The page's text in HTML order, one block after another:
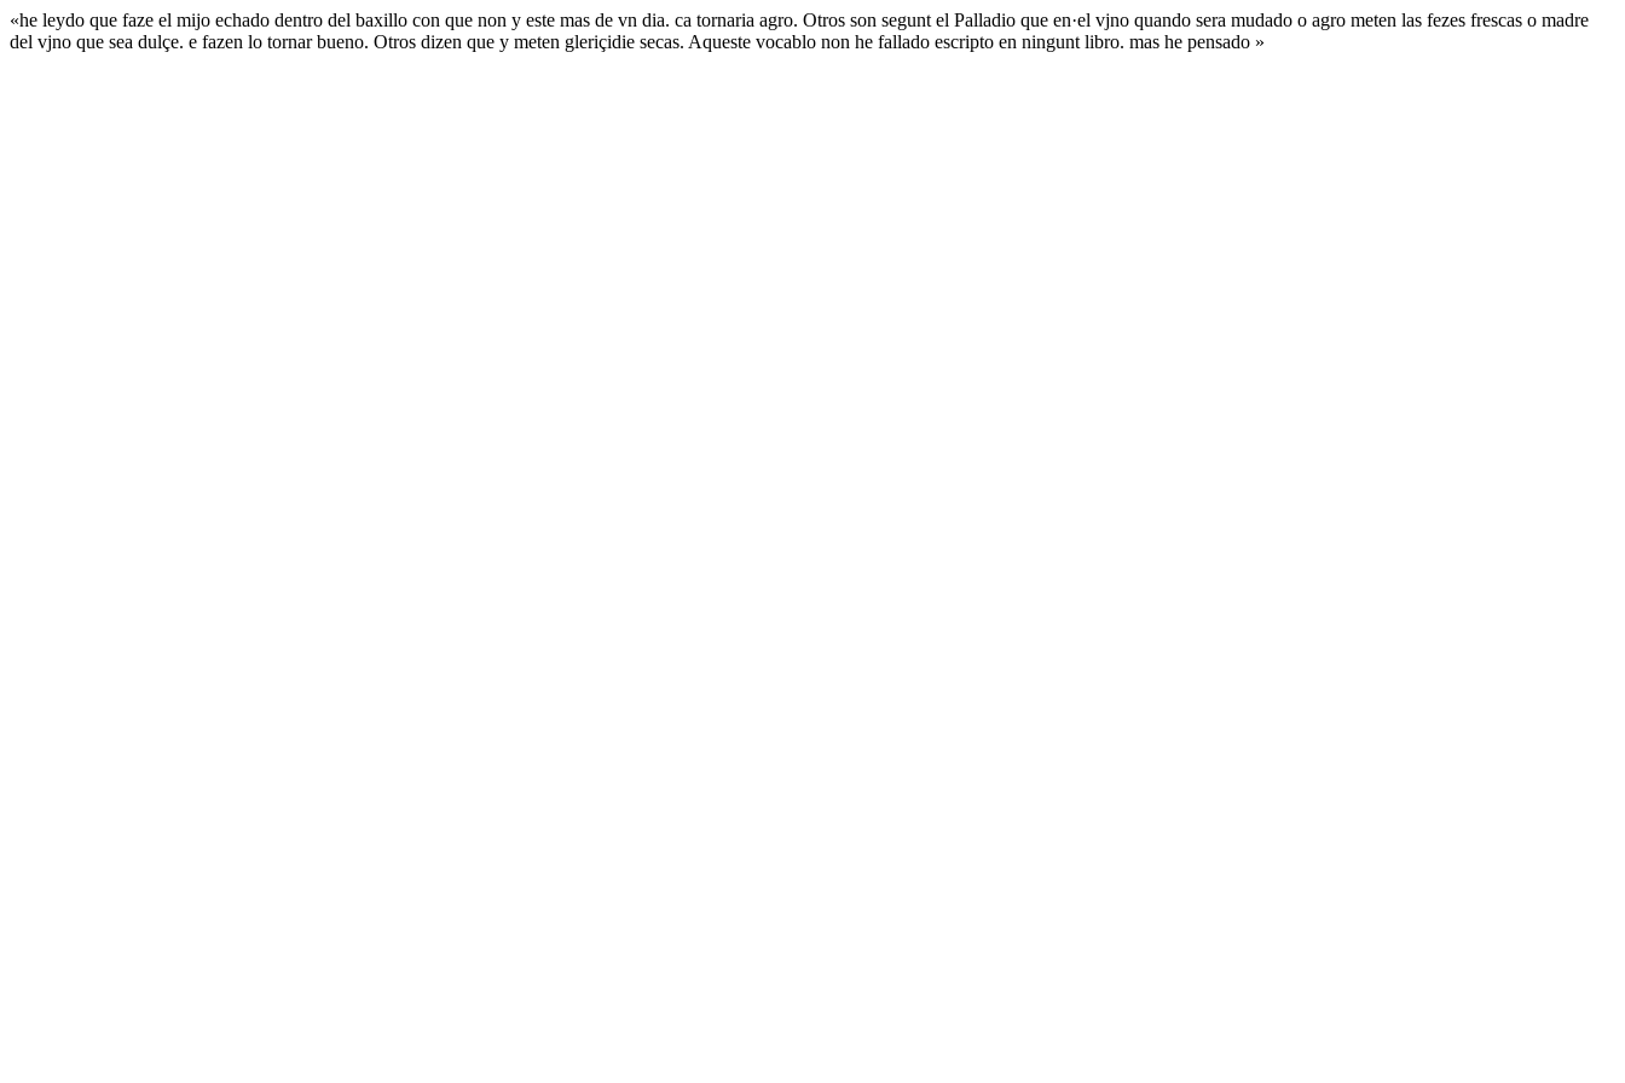
«he leydo que faze el mijo echado dentro del baxillo con que non y este mas de vn dia. ca tornaria agro. Otros son segunt el Palladio que en·el vjno quando sera mudado o agro meten las fezes frescas o madre
del vjno que sea dulçe. e fazen lo tornar bueno. Otros dizen que y meten gleriçidie secas. Aqueste vocablo non he fallado escripto en ningunt libro. mas he pensado »